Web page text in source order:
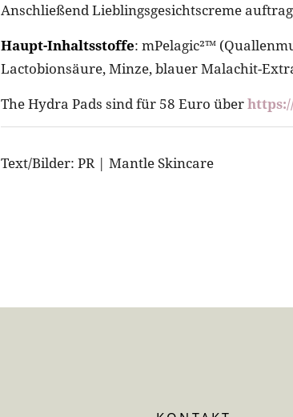
Anschließend Lieblingsgesichtscreme
Haupt-Inhaltsstoffe: mPelagic²™️
Lactobionsäure, Minze, blauer Malachit-
The Hydra Pads sind für 58 Euro über
Text/Bilder: PR | Mantle Skincare